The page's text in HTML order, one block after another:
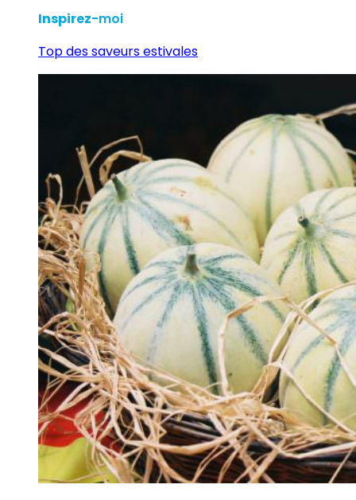
Inspirez-moi
Top des saveurs estivales